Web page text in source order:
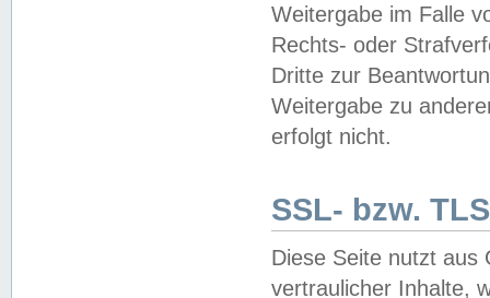
Weitergabe im Falle
Rechts- oder
Dritte zur
Weitergabe zu
erfolgt nicht.
SSL- bzw.
Diese Seite nutzt aus
vertraulicher Inhalte,